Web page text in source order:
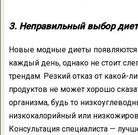
3. Неправильный выбор
Новые модные диеты появляются
каждый день, однако не стоит
трендам. Резкий отказ от какой-
продуктов не может хорошо
организма, будь то
низкокалорийный или
Консультация специалиста —